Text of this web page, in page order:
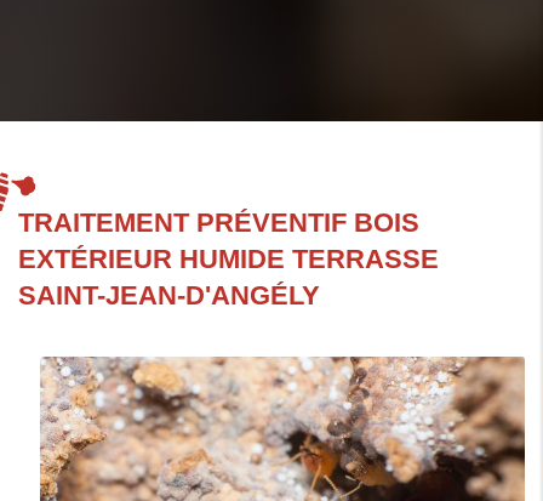
TRAITEMENT PRÉVENTIF BOIS
EXTÉRIEUR HUMIDE TERRASSE
SAINT-JEAN-D'ANGÉLY